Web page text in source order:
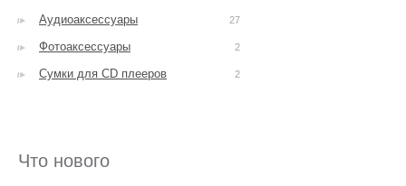
Аудиоаксессуары 27
Фотоаксессуары 2
Сумки для CD плееров 2
Что нового